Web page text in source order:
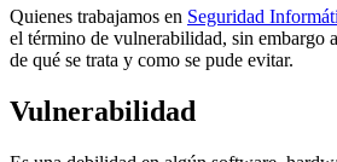
Quienes trabajamos en Seguridad
el término de vulnerabilidad, sin embargo
de qué se trata y como se pude evitar.
Vulnerabilidad